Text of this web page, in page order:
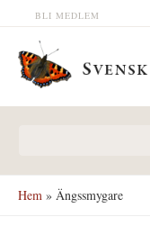
Hoppa till huvudinnehåll
BLI MEDLEM
Hem » Ängssmygare